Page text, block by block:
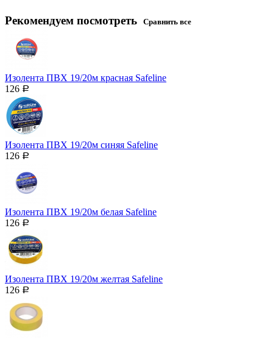
Рекомендуем посмотреть Сравнить все
Изолента ПВХ 19/20м красная Safeline
126 Р
Изолента ПВХ 19/20м синяя Safeline
126 Р
Изолента ПВХ 19/20м белая Safeline
126 Р
Изолента ПВХ 19/20м желтая Safeline
126 Р